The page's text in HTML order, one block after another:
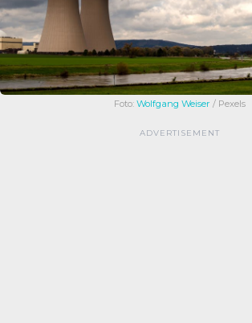
Foto: Wolfgang Weiser / Pexels